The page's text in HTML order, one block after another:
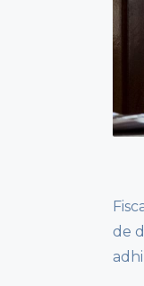
de